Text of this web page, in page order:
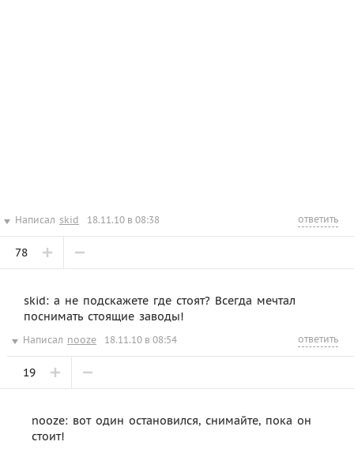
Написал skid 18.11.10 в 08:38 ответить
78
skid: а не подскажете где стоят? Всегда мечтал
поснимать стоящие заводы!
Написал nooze 18.11.10 в 08:54 ответить
19
nooze: вот один остановился, снимайте, пока он
стоит!